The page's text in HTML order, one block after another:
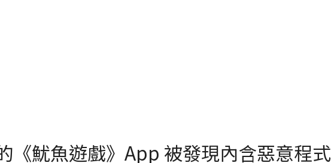
《魷魚遊戲》App 被發現內含惡意程式